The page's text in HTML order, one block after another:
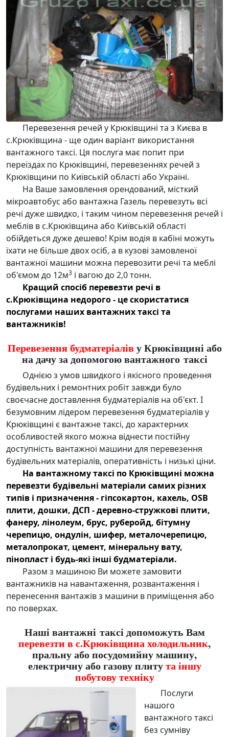
Перевезення речей у Крюківщині та з Києва в
с.Крюківщина - ще один варіант використання
вантажного таксі. Ця послуга має попит при
переїздах по Крюківщині, перевезеннях речей з
Крюківщини по Київській області або Україні.
На Ваше замовлення орендований, місткий
мікроавтобус або вантажна Газель перевезуть всі
речі дуже швидко, і таким чином перевезення речей і
меблів в с.Крюківщина або Київській області
обійдеться дуже дешево! Крім водія в кабіні можуть
їхати не більше двох осіб, а в кузові замовленої
вантажної машини можна перевозити речі та меблі
об'ємом до 12м3 і вагою до 2,0 тонн.
Кращий спосіб перевезти речі в
с.Крюківщина недорого- це скористатися
послугами наших вантажних таксі та
вантажників!
Перевезення будматеріаліву Крюківщині або
на дачу за допомогою вантажного таксі
Однією з умов швидкого і якісного проведення
будівельних і ремонтних робіт завжди було
своєчаснедоставлення будматеріалів на об'єкт. І
безумовним лідером перевезення будматеріалів у
Крюківщині є вантажне таксі, до характерних
особливостей якого можна віднести постійну
доступність вантажної машини для перевезення
будівельних матеріалів, оперативність і низькі ціни.
На вантажному таксі по Крюківщині можна
перевезти будівельні матеріали самих різних
типів і призначення - гіпсокартон, кахель, OSB
плити, дошки, ДСП - деревно-стружкові плити,
фанеру, лінолеум, брус, руберойд, бітумну
черепицю, ондулін, шифер, металочерепицю,
металопрокат, цемент, мінеральну вату,
пінопласт і будь-які інші будматеріали.
Разом з машиною Ви можетезамовити
вантажників на навантаження, розвантаження і
перенесення вантажів з машини в приміщення або
по поверхах.
Наші вантажні таксі допоможуть Вам
перевезти в с.Крюківщина холодильник,
пральну або посудомийну машину,
електричну або газову плитута іншу
побутову техніку
Послуги
нашого
вантажного таксі
без сумніву